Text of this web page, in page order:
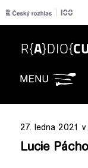
27. ledna 2021
Lucie